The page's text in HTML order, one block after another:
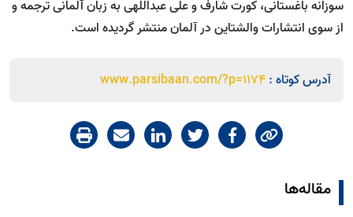
سوزانه باغستانی، کورت شارف و علی عبداللهی به زبان آلمانی ترجمه و
از سوی انتشارات والشتاین در آلمان منتشر گردیده است.
آدرس کوتاه :www.parsibaan.com/?p=1174
مقاله‌ها